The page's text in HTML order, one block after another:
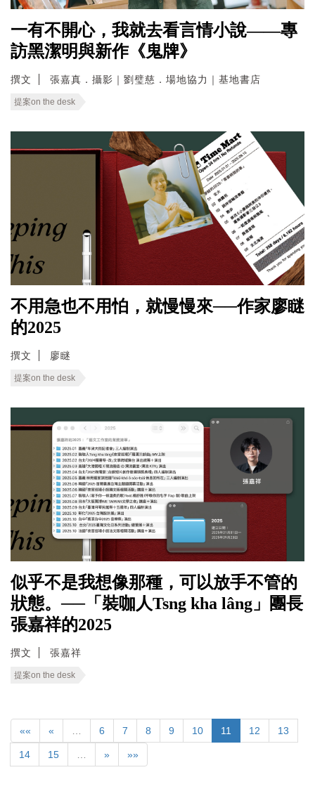
一有不開心，我就去看言情小說——專
訪黑潔明與新作《鬼牌》
撰文 張嘉真．攝影｜劉璧慈．場地協力｜基地書店
提案on the desk
不用急也不用怕，就慢慢來──作家廖瞇
的2025
撰文 廖瞇
提案on the desk
似乎不是我想像那種，可以放手不管的
狀態。──「裝咖人Tsng kha lâng」團長
張嘉祥的2025
撰文 張嘉祥
提案on the desk
«« « 6 7 8 9 10 11 12 13
14 15 » »»